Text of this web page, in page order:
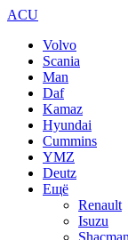
ACU
Volvo
Scania
Man
Daf
Kamaz
Hyundai
Cummins
YMZ
Deutz
Ещё
Renault
Isuzu
Shacman